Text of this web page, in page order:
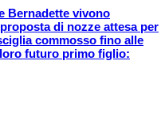
Bernadette vivono
di nozze attesa per
commosso fino alle
futuro primo figlio: